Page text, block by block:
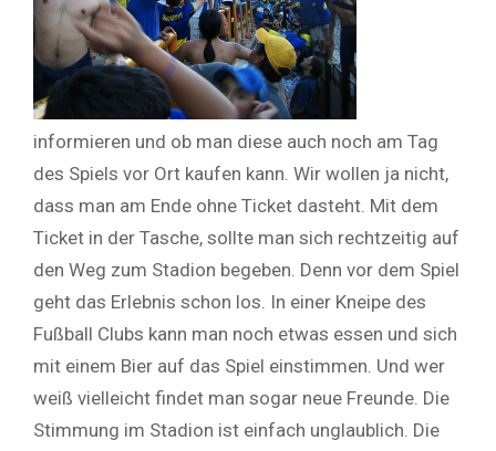
informieren und ob man diese auch noch am Tag
des Spiels vor Ort kaufen kann. Wir wollen ja nicht,
dass man am Ende ohne Ticket dasteht. Mit dem
Ticket in der Tasche, sollte man sich rechtzeitig auf
den Weg zum Stadion begeben. Denn vor dem Spiel
geht das Erlebnis schon los. In einer Kneipe des
Fußball Clubs kann man noch etwas essen und sich
mit einem Bier auf das Spiel einstimmen. Und wer
weiß vielleicht findet man sogar neue Freunde. Die
Stimmung im Stadion ist einfach unglaublich. Die